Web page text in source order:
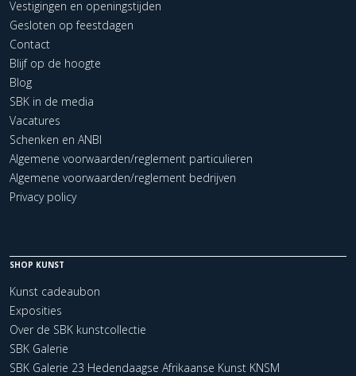
Vestigingen en openingstijden
Gesloten op feestdagen
Contact
Blijf op de hoogte
Blog
SBK in de media
Vacatures
Schenken en ANBI
Algemene voorwaarden/reglement particulieren
Algemene voorwaarden/reglement bedrijven
Privacy policy
SHOP KUNST
Kunst cadeaubon
Exposities
Over de SBK kunstcollectie
SBK Galerie
SBK Galerie 23 Hedendaagse Afrikaanse Kunst KNSM